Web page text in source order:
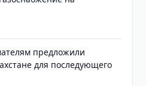
предложили
для последующего